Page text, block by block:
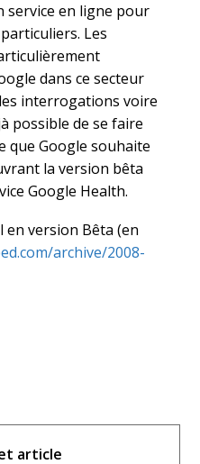
service en ligne pour
Les
dans ce secteur
interrogations voire
possible de se faire
que Google souhaite
la version bêta
Google Health.
en version Bêta (en
archive/2008-
article